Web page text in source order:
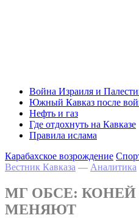
Война Израиля и
Южный Кавказ после
Нефть и газ
Где отдохнуть на Кавказе
Правила ислама
Карабахское возрождение
Вестник Кавказа — Аналитика
МГ ОБСЕ: КОНЕЙ
МЕНЯЮТ